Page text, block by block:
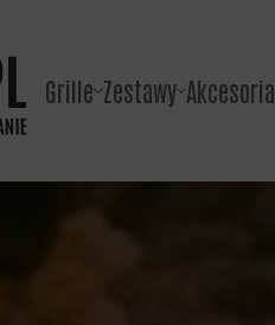
Grille Zestawy Akcesoria